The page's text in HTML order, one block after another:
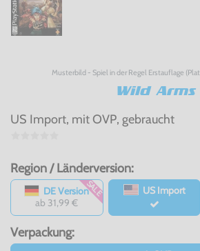
Musterbild - Spiel in der Regel Erstauflage
Wild Arms
US Import, mit OVP, gebraucht
Region / Länderversion:
DE Version
ab 31,99 €
SALE US Import
Verpackung: